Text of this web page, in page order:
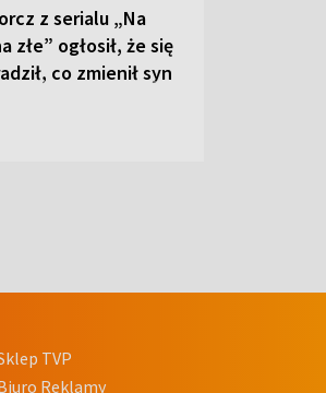
z serialu „Na
złe” ogłosił, że się
co zmienił syn
TVP
Reklamy